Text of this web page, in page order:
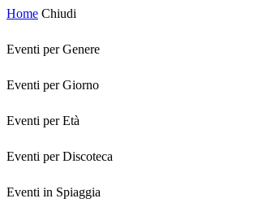
Home Chiudi
Eventi per Genere
Eventi per Giorno
Eventi per Età
Eventi per Discoteca
Eventi in Spiaggia